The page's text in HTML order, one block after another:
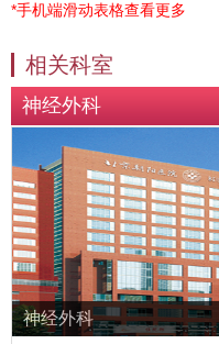
*手机端滑动表格查看更多
相关科室
神经外科
神经外科